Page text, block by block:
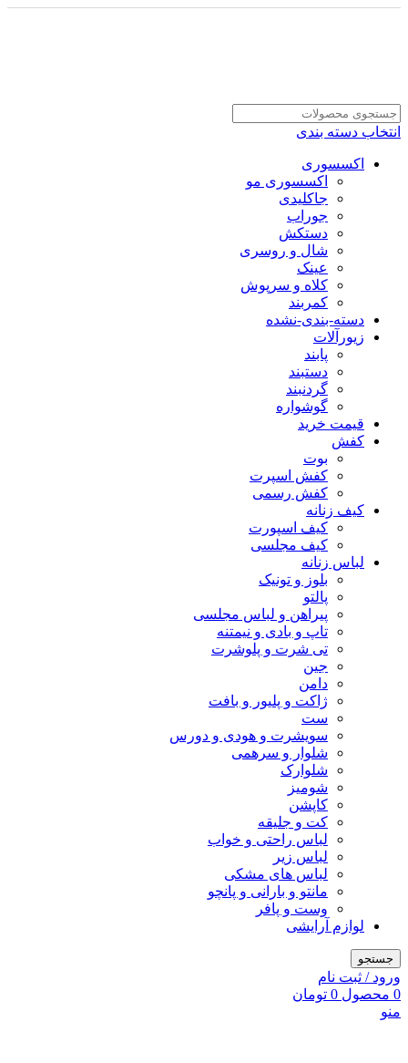
انتخاب دسته بندی
اکسسوری
اکسسوری مو
جاکلیدی
جوراب
دستکش
شال و روسری
عینک
کلاه و سرپوش
کمربند
دسته-بندی-نشده
زیورآلات
پابند
دستبند
گردنبند
گوشواره
قیمت خرید
کفش
بوت
کفش اسپرت
کفش رسمی
کیف زنانه
کیف اسپورت
کیف مجلسی
لباس زنانه
بلوز و تونیک
پالتو
پیراهن و لباس مجلسی
تاپ و بادی و نیمتنه
تی شرت و پلوشرت
جین
دامن
ژاکت و پلیور و بافت
ست
سویشرت و هودی و دورس
شلوار و سرهمی
شلوارک
شومیز
کاپشن
کت و جلیقه
لباس راحتی و خواب
لباس زیر
لباس های مشکی
مانتو و بارانی و پانچو
وست و پافر
لوازم آرایشی
جستجو
ورود / ثبت نام
0 محصول 0 تومان
منو